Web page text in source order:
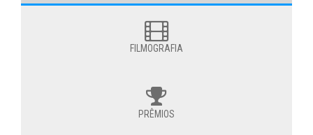
FILMOGRAFIA
PRÊMIOS